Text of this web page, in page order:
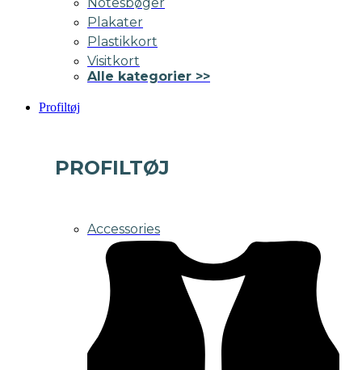
Plakater
Plastikkort
Visitkort
Alle kategorier >>
Profiltøj
PROFILTØJ
Accessories